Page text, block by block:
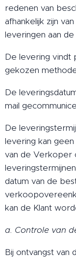
redenen van
afhankelijk zijn
leveringen aan de
De levering vindt
gekozen
De
mail
De
levering kan
van de Verkoper
datum van de
kan de Klant
a. Controle van
Bij ontvangst